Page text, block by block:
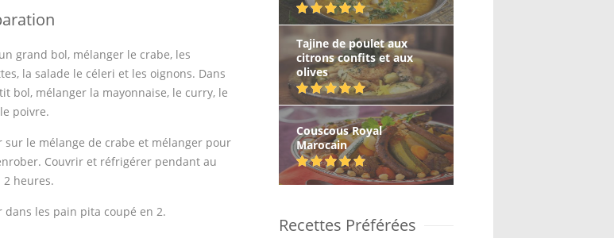
grand bol, mélanger le crabe, les
la salade le céleri et les oignons. Dans
bol, mélanger la mayonnaise, le curry, le
poivre.
sur le mélange de crabe et mélanger pour
Couvrir et réfrigérer pendant au
2 heures.
dans les pain pita coupé en 2.
Tajine de poulet aux
citrons confits et aux
olives
Couscous Royal
Marocain
Recettes Préférées